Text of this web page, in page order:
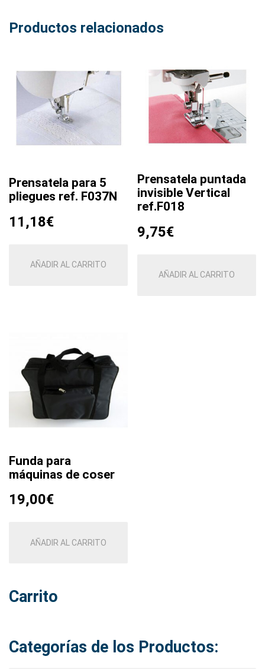
Productos relacionados
Prensatela para 5
pliegues ref. F037N
11,18€
AÑADIR AL CARRITO
Prensatela puntada
invisible Vertical
ref.F018
9,75€
AÑADIR AL CARRITO
Funda para
máquinas de coser
19,00€
AÑADIR AL CARRITO
Carrito
Categorías de los Productos: